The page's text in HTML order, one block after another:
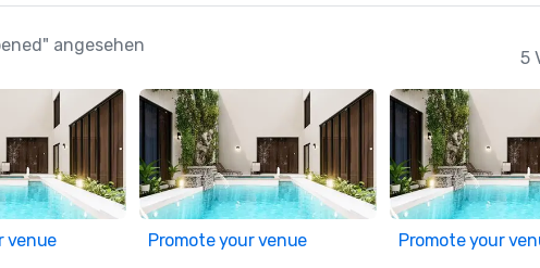
angesehen
5
venue Promote your venue Promote your